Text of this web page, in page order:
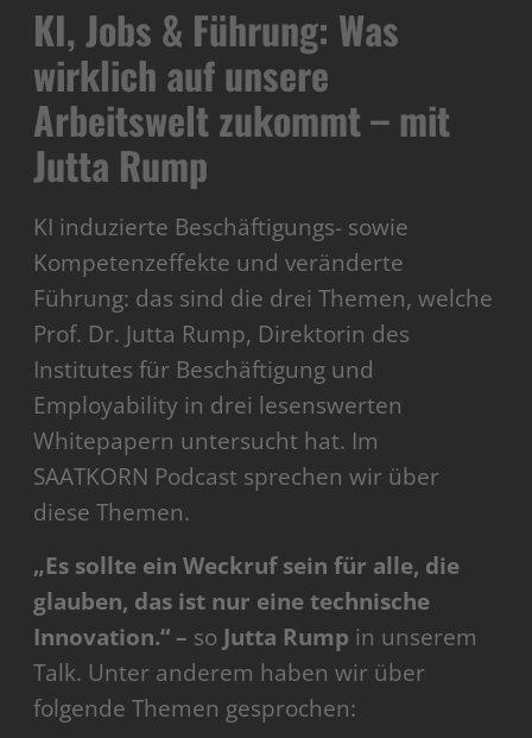
KI, Jobs & Führung: Was
wirklich auf unsere
Arbeitswelt zukommt – mit
Jutta Rump
KI induzierte Beschäftigungs- sowie
Kompetenzeffekte und veränderte
Führung: das sind die drei Themen, welche
Prof. Dr. Jutta Rump, Direktorin des
Institutes für Beschäftigung und
Employability in drei lesenswerten
Whitepapern untersucht hat. Im
SAATKORN Podcast sprechen wir über
diese Themen.
„Es sollte ein Weckruf sein für alle, die
glauben, das ist nur eine technische
Innovation.“ – so Jutta Rump in unserem
Talk. Unter anderem haben wir über
folgende Themen gesprochen: